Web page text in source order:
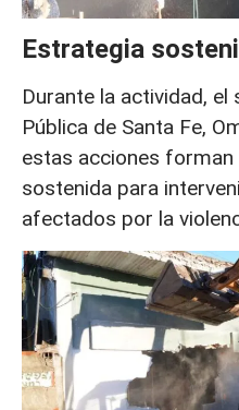
Estrategia
Durante la actividad,
Pública de Santa Fe,
estas acciones
sostenida para
afectados por la